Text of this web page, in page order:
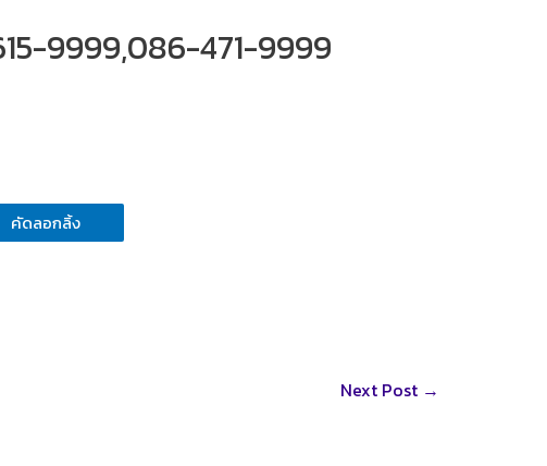
9999,086-471-9999